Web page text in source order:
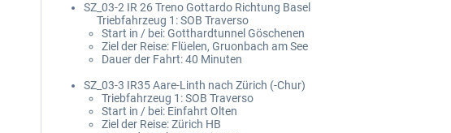
SZ_03-2 IR 26 Treno Gottardo Richtung Basel
Triebfahrzeug 1: SOB Traverso
Start in / bei: Gotthardtunnel Göschenen
Ziel der Reise: Flüelen, Gruonbach am See
Dauer der Fahrt: 40 Minuten
SZ_03-3 IR35 Aare-Linth nach Zürich (-Chur)
Triebfahrzeug 1: SOB Traverso
Start in / bei: Einfahrt Olten
Ziel der Reise: Zürich HB